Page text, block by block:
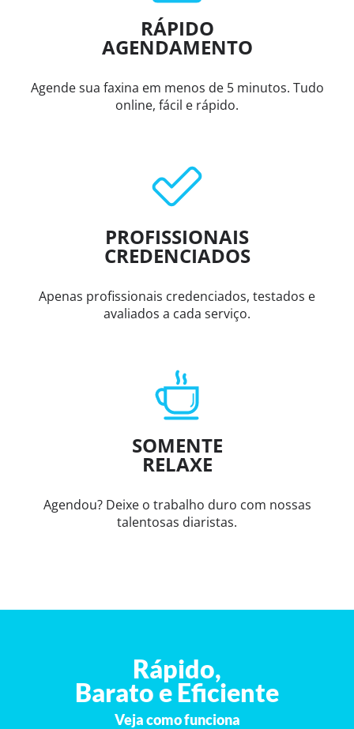
RÁPIDO
AGENDAMENTO
Agende sua faxina em menos de 5 minutos. Tudo
online, fácil e rápido.
PROFISSIONAIS
CREDENCIADOS
Apenas profissionais credenciados, testados e
avaliados a cada serviço.
SOMENTE
RELAXE
Agendou? Deixe o trabalho duro com nossas
talentosas diaristas.
Rápido,
Barato e Eficiente
Veja como funciona